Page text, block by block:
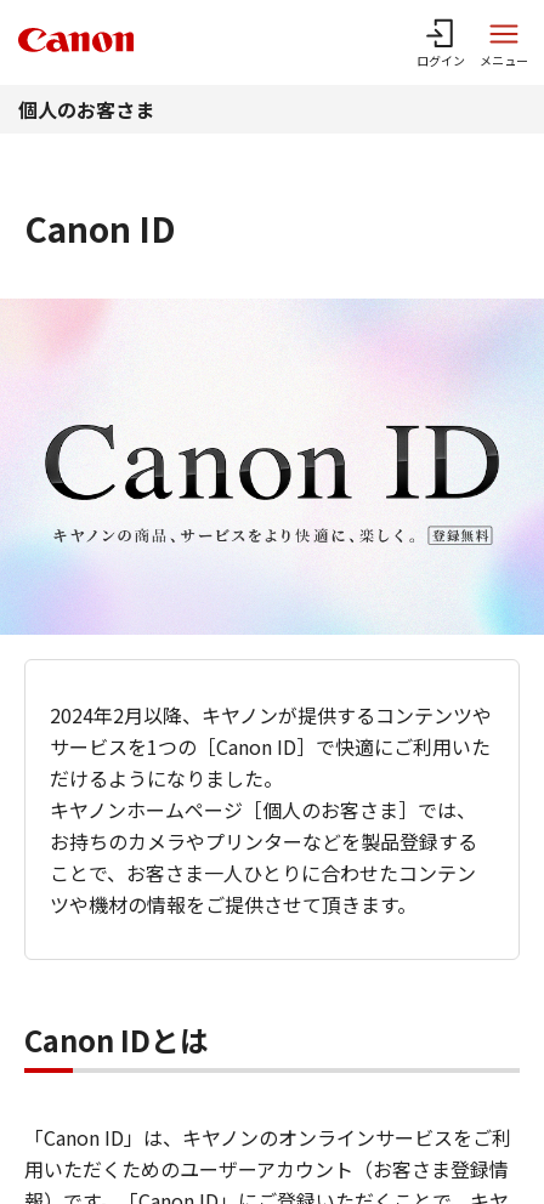
ログイン メニュー
個人のお客さま
Canon ID
2024年2月以降、キヤノンが提供するコンテンツや
サービスを1つの［Canon ID］で快適にご利用いた
だけるようになりました。
キヤノンホームページ［個人のお客さま］では、
お持ちのカメラやプリンターなどを製品登録する
ことで、お客さま一人ひとりに合わせたコンテン
ツや機材の情報をご提供させて頂きます。
Canon IDとは
「Canon ID」は、キヤノンのオンラインサービスをご利
用いただくためのユーザーアカウント（お客さま登録情